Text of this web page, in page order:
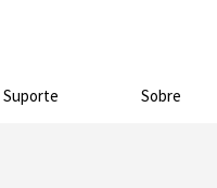
Suporte Sobre